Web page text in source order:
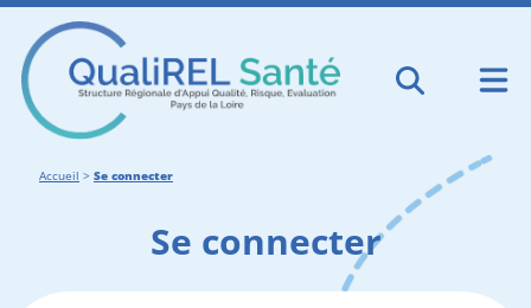
Accueil > Se connecter
Se connecter